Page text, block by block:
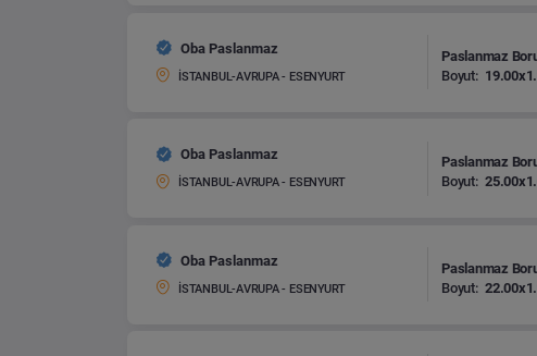
Oba Paslanmaz
İSTANBUL-AVRUPA - ESENYURT
Paslanmaz
Boyut:
Oba Paslanmaz
İSTANBUL-AVRUPA - ESENYURT
Paslanmaz
Boyut:
Oba Paslanmaz
İSTANBUL-AVRUPA - ESENYURT
Paslanmaz
Boyut: